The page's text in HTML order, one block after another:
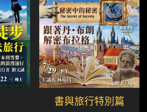
書與旅行特別篇